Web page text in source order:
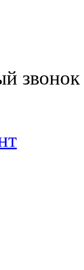
звонок